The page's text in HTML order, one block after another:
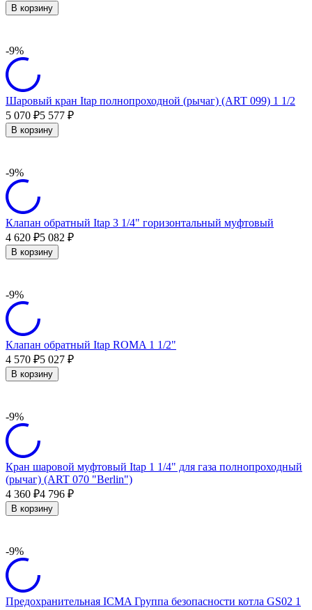
В корзину
-9%
Шаровый кран Itap полнопроходной (рычаг) (ART 099) 1 1/2
5 070 ₽5 577 ₽
В корзину
-9%
Клапан обратный Itap 3 1/4" горизонтальный муфтовый
4 620 ₽5 082 ₽
В корзину
-9%
Клапан обратный Itap ROMA 1 1/2"
4 570 ₽5 027 ₽
В корзину
-9%
Кран шаровой муфтовый Itap 1 1/4" для газа полнопроходный
(рычаг) (ART 070 "Berlin")
4 360 ₽4 796 ₽
В корзину
-9%
Предохранительная ICMA Группа безопасности котла GS02 1